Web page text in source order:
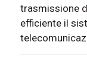
trasmissione
efficiente il